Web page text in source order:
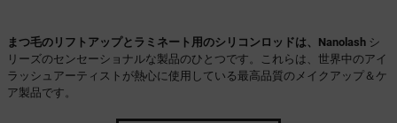
まつ毛のリフトアップとラミネート用のシリコンロッドは、Nanolashシ
リーズのセンセーショナルな製品のひとつです。これらは、世界中のアイ
ラッシュアーティストが熱心に使用している最高品質のメイクアップ＆ケ
ア製品です。